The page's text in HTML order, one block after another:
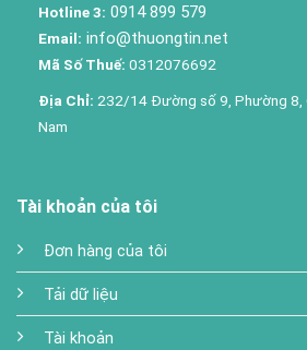
Hotline 3: 0914 899 579
Email: info@thuongtin.net
Mã Số Thuế: 0312076692
Địa Chỉ: 232/14 Đường số 9, Phường 8,
Nam
Tài khoản của tôi
Đơn hàng của tôi
Tải dữ liệu
Tài khoản